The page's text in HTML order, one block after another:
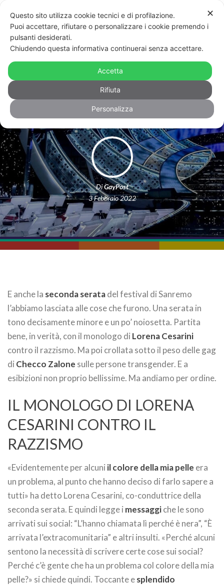
Sanremo 2022, seconda serata da
dimenticare. Da Adinolfi plauso a
Checco Zalone
DiGayPost
3 Febbraio 2022
E anche la seconda seratadel festival di Sanremo
l’abbiamo lasciata alle cose che furono. Una serata in
tono decisamente minore e un po’ noiosetta. Partita
bene, in verità, con il monologo di Lorena Cesarini
contro il razzismo. Ma poi crollata sotto il peso delle gag
di Checco Zalone sulle persone transgender. E a
esibizioni non proprio bellissime. Ma andiamo per ordine.
IL MONOLOGO DI LORENA
CESARINI CONTRO IL
RAZZISMO
«Evidentemente per alcuni il colore della mia pelle era
un problema, al punto che hanno deciso di farlo sapere a
tutti» ha detto Lorena Cesarini, co-conduttrice della
seconda serata. E quindi legge i messaggiche le sono
arrivati sui social: “L’hanno chiamata lì perché è nera”, “È
arrivata l’extracomunitaria” e altri insulti. «Perché alcuni
sentono la necessità di scrivere certe cose sui social?
Perché c’è gente che ha un problema col colore della mia
pelle?» si chiede quindi. Toccante esplendido
✕
Questo sito utilizza cookie tecnici e di profilazione.
Puoi accettare, rifiutare o personalizzare i cookie premendo i
pulsanti desiderati.
Chiudendo questa informativa continuerai senza accettare.
Accetta
Rifiuta
Personalizza